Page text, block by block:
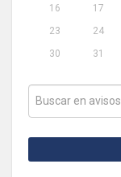
16
17
23
24
30
31